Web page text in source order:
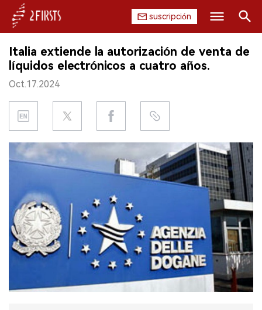
suscripción
INICIO
EMPRESA
PRODUCTO
REGULACIÓN
DATOS
EXPOSICIÓN
ENTREVISTA
Buscar
Italia extiende la autorización de venta de
líquidos electrónicos a cuatro años.
Oct.17.2024